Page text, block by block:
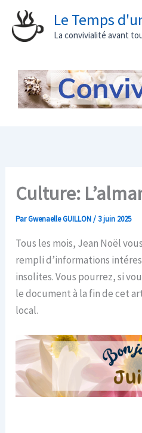
Aller
contenu
Le Temps
La convivialité avant
Culture:
ParGwenaelle GUILLON/ 3 juin 2025
Tous les mois, Jean Noël
rempli d’informations
insolites. Vous pourrez, si
le document à la fin de cet
local.